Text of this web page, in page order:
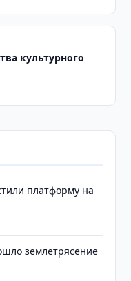
культурного
платформу на
землетрясение